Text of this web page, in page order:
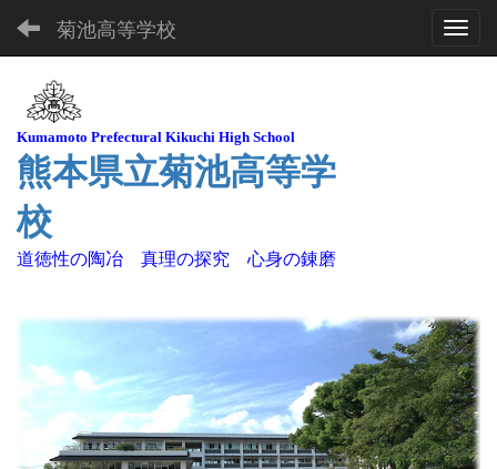
菊池高等学校
Kumamoto Prefectural Kikuchi High School
熊本県立菊池高等学
校
道徳性の陶冶 真理の探究 心身の錬磨